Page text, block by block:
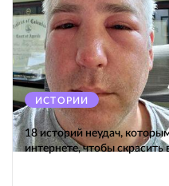
ИСТОРИИ
18 историй неудач,
интернете, чтобы